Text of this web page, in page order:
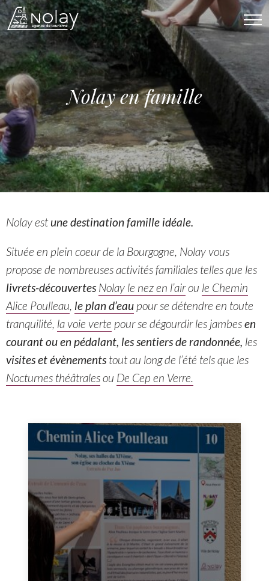
Nolay en famille
Nolay estune destination famille idéale.
Située en plein coeur de la Bourgogne, Nolay vous
propose de nombreuses activités familiales telles que les
livrets-découvertes Nolay le nez en l’airou le Chemin
Alice Poulleau, le plan d’eau pour se détendre en toute
tranquilité, la voie verte pour se dégourdir les jambesen
courant ou en pédalant, les sentiers de randonnée, les
visites et évènementstout au long de l’été tels que les
Nocturnes théâtralesou De Cep en Verre.